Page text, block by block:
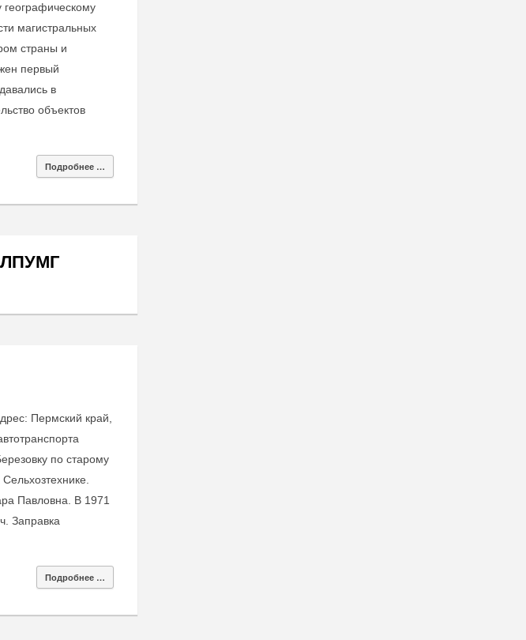
магистральных
страны и
первый
в
объектов
Подробнее …
ЛПУМГ
Пермский край,
по старому
Павловна. В 1971
Заправка
Подробнее …